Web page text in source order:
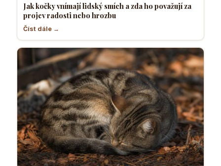
Jak kočky vnímají lidský smích a zda ho považují za
projev radosti nebo hrozbu
Číst dále →